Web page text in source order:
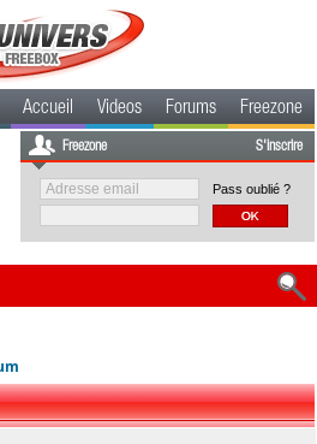
Accueil Videos Forums Freezone
Freezone S'inscrire
Pass oublié ?